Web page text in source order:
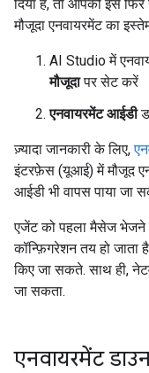
दिया है, तो आपको इसे
मौजूदा एनवायरमेंट का
AI Studio में
मौजूदापर सेट करें
एनवायरमेंट आईडी
ज़्यादा जानकारी के लिए,
इंटरफ़ेस (यूआई) में मौजूद
आईडी भी वापस पाया जा
एजेंट को पहला मैसेज भेजने
कॉन्फ़िगरेशन तय हो जाता
किए जा सकते. साथ ही,
जा सकता.
एनवायरमेंट